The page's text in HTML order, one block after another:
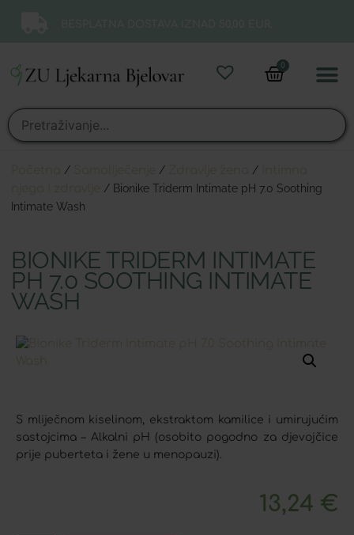
0
/ / /
/ Bionike Triderm Intimate pH 7.0 Soothing
Intimate Wash
BIONIKE TRIDERM INTIMATE
PH 7.0 SOOTHING INTIMATE
WASH
S mliječnom kiselinom, ekstraktom kamilice i umirujućim
sastojcima – Alkalni pH (osobito pogodno za djevojčice
prije puberteta i žene u menopauzi).
13,24 €